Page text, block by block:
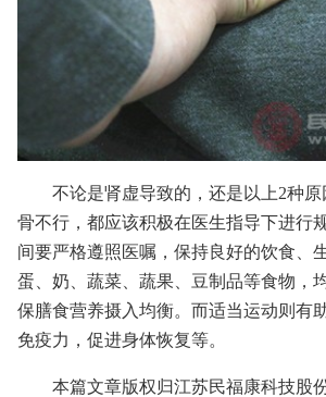
不论是肾虚导致的，还是以上2种
骨不行，都应该积极在医生指导下进行
间要严格遵照医嘱，保持良好的饮食、
蛋、奶、蔬菜、蔬果、豆制品等食物，
保膳食营养摄入均衡。而适当运动则有
免疫力，促进身体恢复等。
本篇文章版权归江苏民福康科技股